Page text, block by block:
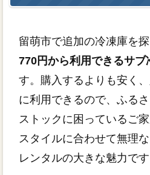
留萌市で追加の冷凍庫を探
770円から利用できるサブ
す。購入するよりも安く
に利用できるので、ふる
ストックに困っているご
スタイルに合わせて無理
レンタルの大きな魅力です